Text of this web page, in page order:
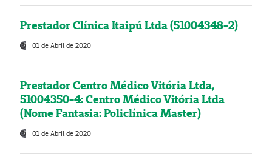
Prestador Clínica Itaipú Ltda (51004348-2)
01 de Abril de 2020
Prestador Centro Médico Vitória Ltda,
51004350-4: Centro Médico Vitória Ltda
(Nome Fantasia: Policlínica Master)
01 de Abril de 2020